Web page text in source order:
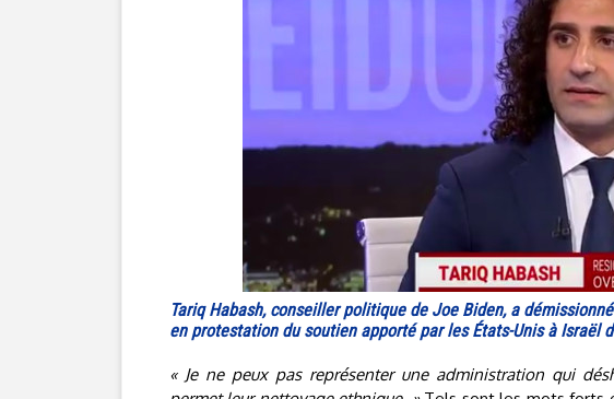
Tariq Habash, conseiller politique de Joe Biden, a
en protestation du soutien apporté par les États-Unis à Israël
« Je ne peux pas représenter une administration qui